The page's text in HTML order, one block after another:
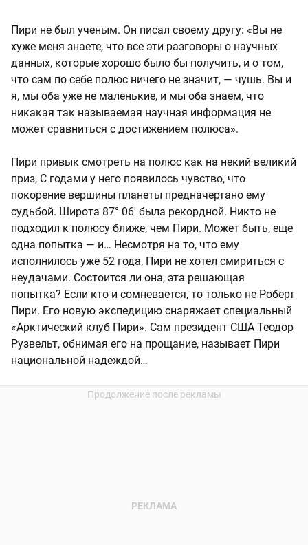
Пири не был ученым. Он писал своему другу: «Вы не
хуже меня знаете, что все эти разговоры о научных
данных, которые хорошо было бы получить, и о том,
что сам по себе полюс ничего не значит, — чушь. Вы и
я, мы оба уже не маленькие, и мы оба знаем, что
никакая так называемая научная информация не
может сравниться с достижением полюса».
Пири привык смотреть на полюс как на некий великий
приз, С годами у него появилось чувство, что
покорение вершины планеты предначертано ему
судьбой. Широта 87° 06' была рекордной. Никто не
подходил к полюсу ближе, чем Пири. Может быть, еще
одна попытка — и… Несмотря на то, что ему
исполнилось уже 52 года, Пири не хотел смириться с
неудачами. Состоится ли она, эта решающая
попытка? Если кто и сомневается, то только не Роберт
Пири. Его новую экспедицию снаряжает специальный
«Арктический клуб Пири». Сам президент США Теодор
Рузвельт, обнимая его на прощание, называет Пири
национальной надеждой…